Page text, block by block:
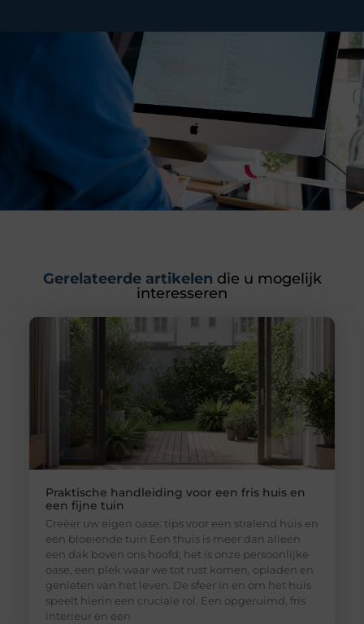
Gerelateerde artikelen die u mogelijk
interesseren
Praktische handleiding voor een fris huis en
een fijne tuin
Creëer uw eigen oase: tips voor een stralend huis en
een bloeiende tuin Een thuis is meer dan alleen
een dak boven ons hoofd; het is onze persoonlijke
oase, een plek waar we tot rust komen, opladen en
genieten van het leven. De sfeer in en om het huis
speelt hierin een cruciale rol. Een opgeruimd, fris
interieur en een